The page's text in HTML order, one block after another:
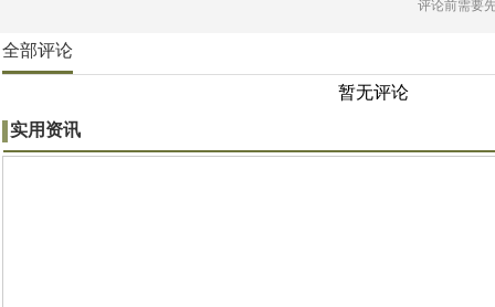
评论前需要
全部评论
暂无评论
实用资讯